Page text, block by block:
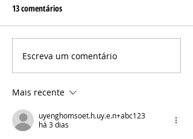
13 comentários
Escreva um comentário
Mais recente
uyenghomsoet.h.uy.e.n+abc123
há 3 dias